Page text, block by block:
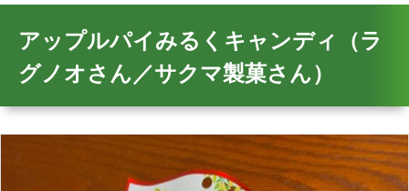
アップルパイみるくキャンディ（ラ
グノオさん／サクマ製菓さん）